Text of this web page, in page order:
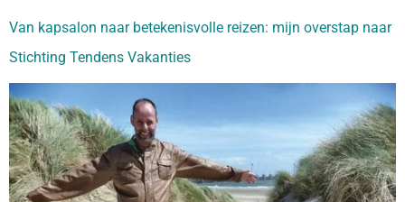
Van kapsalon naar betekenisvolle reizen: mijn overstap naar
Stichting Tendens Vakanties